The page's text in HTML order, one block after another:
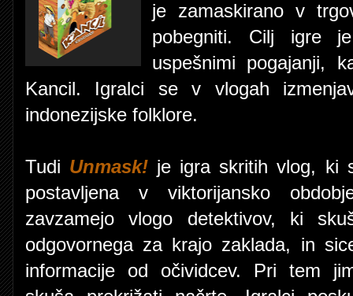
je zamaskirano v
pobegniti. Cilj igre
uspešnimi pogajanji,
Kancil. Igralci se v vlogah
indonezijske folklore.
Tudi Unmask! je igra skritih vlog, ki
postavljena v viktorijansko
zavzamejo vlogo detektivov, ki
odgovornega za krajo zaklada, in
informacije od očividcev. Pri tem